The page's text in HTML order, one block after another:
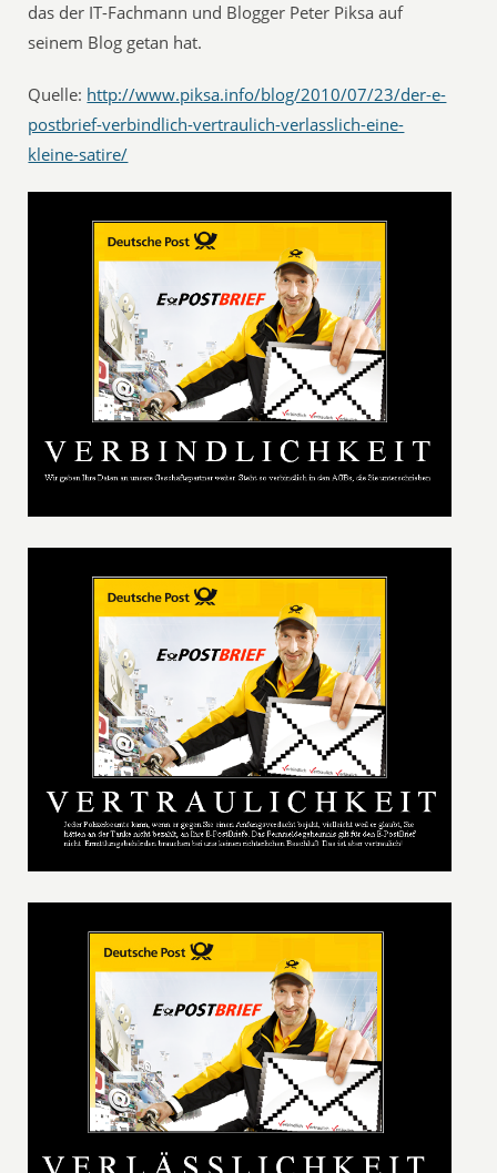
das der IT-Fachmann und Blogger Peter Piksa auf
seinem Blog getan hat.
Quelle: http://www.piksa.info/blog/2010/07/23/der-e-
postbrief-verbindlich-vertraulich-verlasslich-eine-
kleine-satire/